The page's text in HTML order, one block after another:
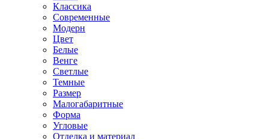
Классика
Современные
Модерн
Цвет
Белые
Венге
Светлые
Темные
Размер
Малогабаритные
Форма
Угловые
Отделка и материал